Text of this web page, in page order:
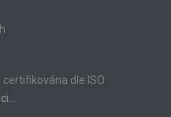
certifikována dle ISO